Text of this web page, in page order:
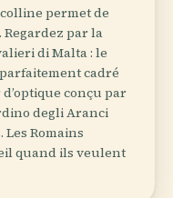
permet de
par la
di Malta : le
cadré
conçu par
degli Aranci
Les Romains
quand ils veulent